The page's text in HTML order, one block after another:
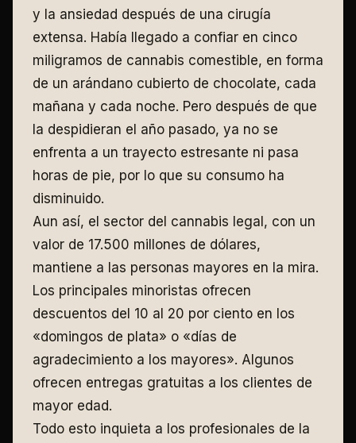
y la ansiedad después de una cirugía
extensa. Había llegado a confiar en cinco
miligramos de cannabis comestible, en forma
de un arándano cubierto de chocolate, cada
mañana y cada noche. Pero después de que
la despidieran el año pasado, ya no se
enfrenta a un trayecto estresante ni pasa
horas de pie, por lo que su consumo ha
disminuido.
Aun así, el sector del cannabis legal, con un
valor de 17.500 millones de dólares,
mantiene a las personas mayores en la mira.
Los principales minoristas ofrecen
descuentos del 10 al 20 por ciento en los
«domingos de plata» o «días de
agradecimiento a los mayores». Algunos
ofrecen entregas gratuitas a los clientes de
mayor edad.
Todo esto inquieta a los profesionales de la